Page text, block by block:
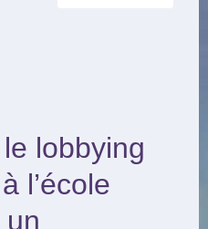
lobbying
l’école